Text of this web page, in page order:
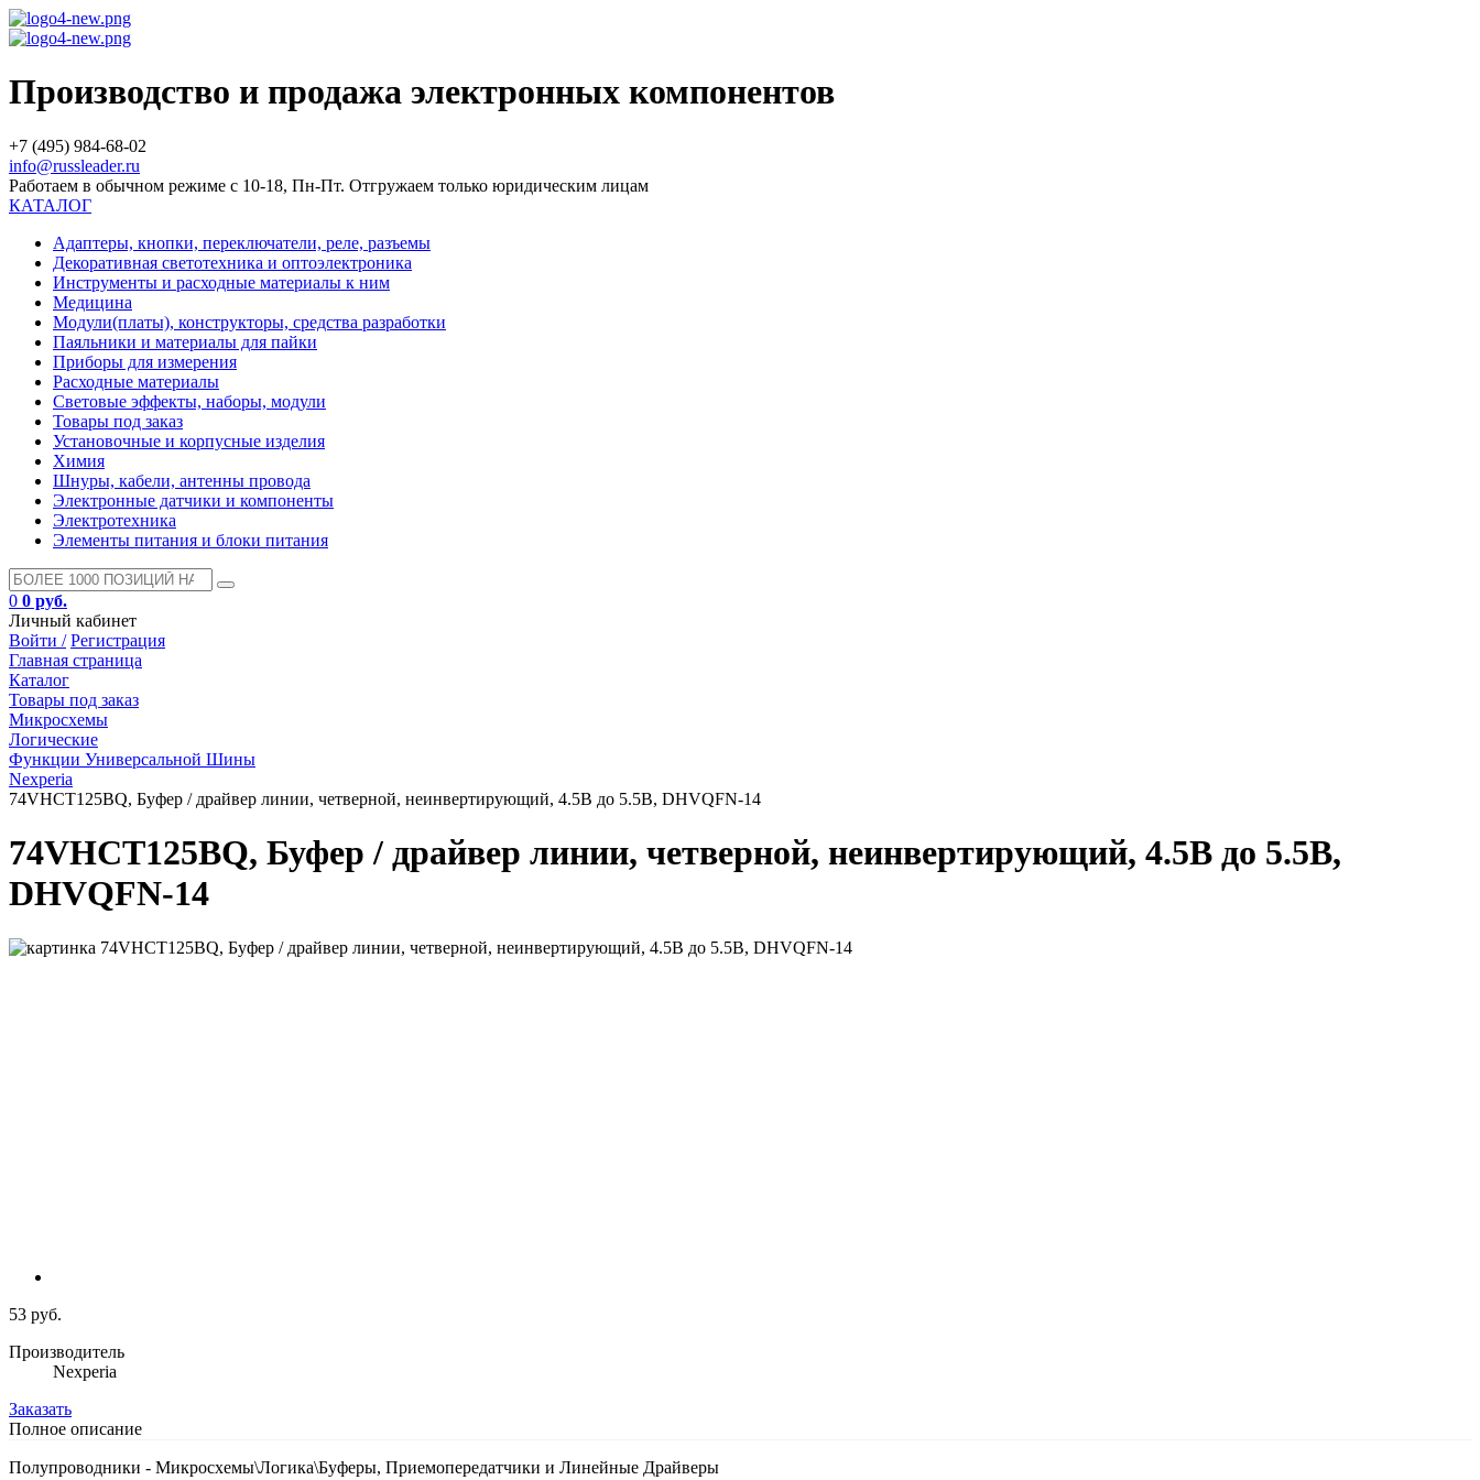
Производство и продажа электронных компонентов
+7 (495) 984-68-02
info@russleader.ru
Работаем в обычном режиме с 10-18, Пн-Пт. Отгружаем только юридическим лицам
КАТАЛОГ
Адаптеры, кнопки, переключатели, реле, разъемы
Декоративная светотехника и оптоэлектроника
Инструменты и расходные материалы к ним
Медицина
Модули(платы), конструкторы, средства разработки
Паяльники и материалы для пайки
Приборы для измерения
Расходные материалы
Световые эффекты, наборы, модули
Товары под заказ
Установочные и корпусные изделия
Химия
Шнуры, кабели, антенны провода
Электронные датчики и компоненты
Электротехника
Элементы питания и блоки питания
0 0 руб.
Личный кабинет
Войти / Регистрация
Главная страница
Каталог
Товары под заказ
Микросхемы
Логические
Функции Универсальной Шины
Nexperia
74VHCT125BQ, Буфер / драйвер линии, четверной, неинвертирующий, 4.5В до 5.5В, DHVQFN-14
74VHCT125BQ, Буфер / драйвер линии, четверной, неинвертирующий, 4.5В до 5.5В,
DHVQFN-14
53 руб.
Производитель
Nexperia
Заказать
Полное описание
Полупроводники - Микросхемы\Логика\Буферы, Приемопередатчики и Линейные Драйверы